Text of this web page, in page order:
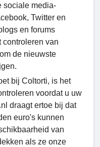
sociale media-
Twitter en
en forums
controleren van
de nieuwste
bij Coltorti, is het
voordat u uw
draagt ertoe bij dat
euro's kunnen
van
als ze onze